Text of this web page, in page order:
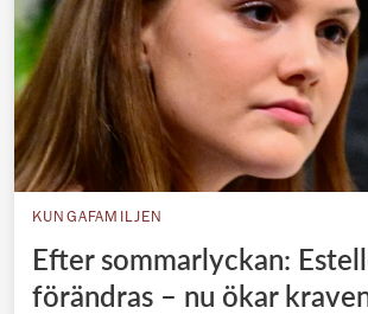
KUNGAFAMILJEN
Efter sommarlyckan:
förändras – nu ökar